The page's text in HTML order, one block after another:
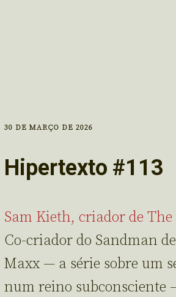
30 DE MARÇO DE 2026
Hipertexto #113
Sam Kieth, criador de
Co-criador do Sandman
Maxx — a série sobre um
num reino subconsciente